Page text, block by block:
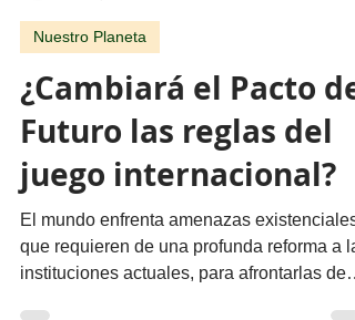
25 sept 2024
Nuestro Planeta
¿Cambiará el Pacto del
Futuro las reglas del
juego internacional?
El mundo enfrenta amenazas existenciales
que requieren de una profunda reforma a
instituciones actuales, para afrontarlas de